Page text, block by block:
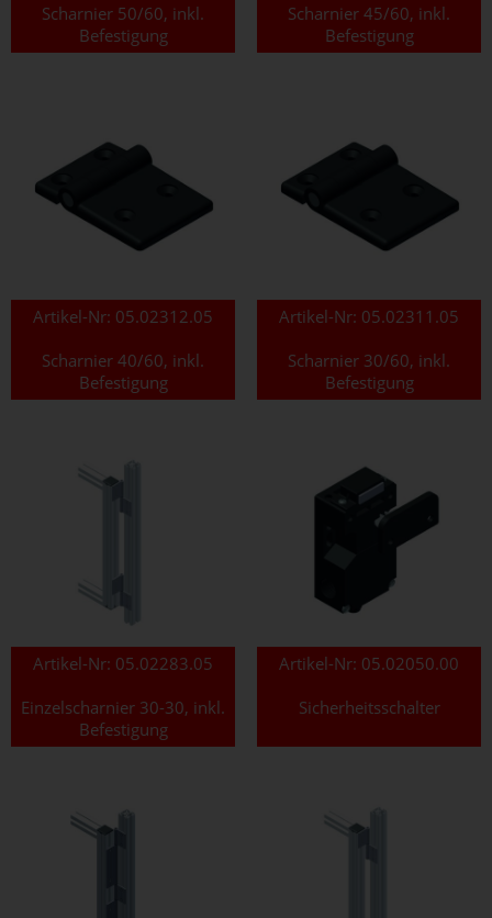
Scharnier 50/60, inkl.
Befestigung
Scharnier 45/60, inkl.
Befestigung
Artikel-Nr: 05.02312.05
Scharnier 40/60, inkl.
Befestigung
Artikel-Nr: 05.02311.05
Scharnier 30/60, inkl.
Befestigung
Artikel-Nr: 05.02283.05
Einzelscharnier 30-30, inkl.
Befestigung
Artikel-Nr: 05.02050.00
Sicherheitsschalter